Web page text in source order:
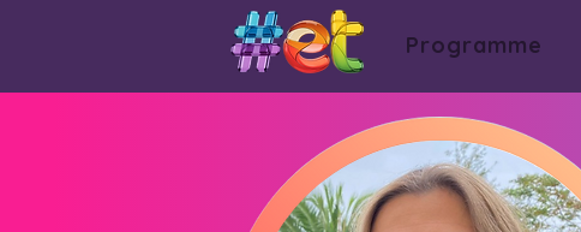
Programme